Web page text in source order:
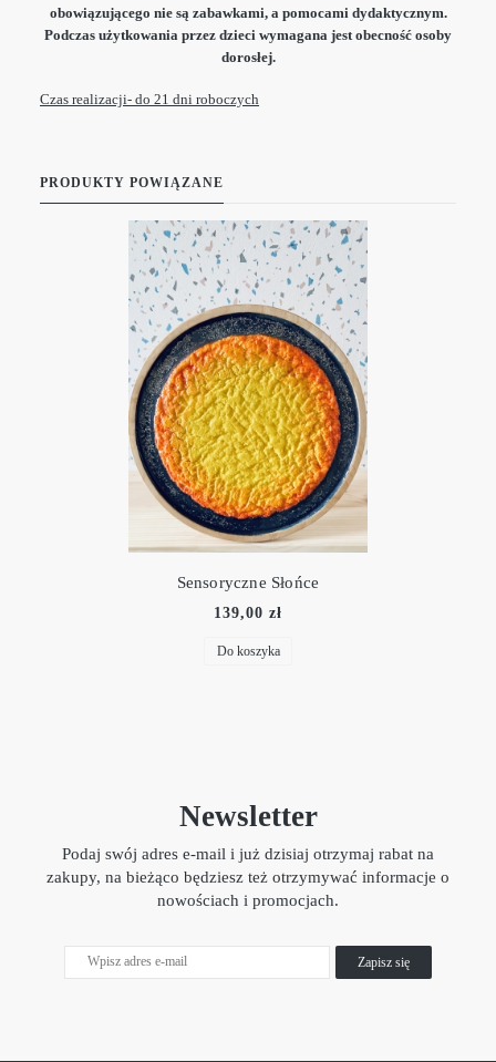
obowiązującego nie są zabawkami, a pomocami dydaktycznym.
Podczas użytkowania przez dzieci wymagana jest obecność osoby
dorosłej.
Czas realizacji- do 21 dni roboczych
PRODUKTY POWIĄZANE
Sensoryczne Słońce
139,00 zł
Do koszyka
Newsletter
Podaj swój adres e-mail i już dzisiaj otrzymaj rabat na
zakupy, na bieżąco będziesz też otrzymywać informacje o
nowościach i promocjach.
Zapisz się